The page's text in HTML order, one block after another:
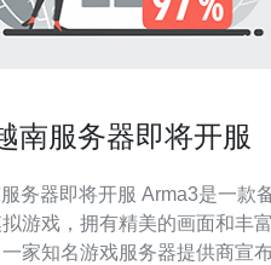
南服务器即将开服
服 Arma3是一款备受玩家喜
游戏，拥有精美的画面和丰
家知名游戏服务器提供商宣